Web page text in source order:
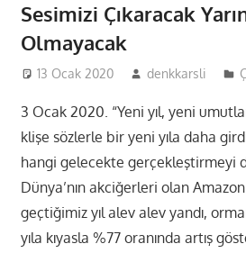
Sesimizi Çıkaracak
Olmayacak
13 Ocak 2020 denkkarsli
3 Ocak 2020. “Yeni yıl, yeni
klişe sözlerle bir yeni yıla daha
hangi gelecekte gerçekleştirmeyi
Dünya’nın akciğerleri olan
geçtiğimiz yıl alev alev yandı,
yıla kıyasla %77 oranında artış